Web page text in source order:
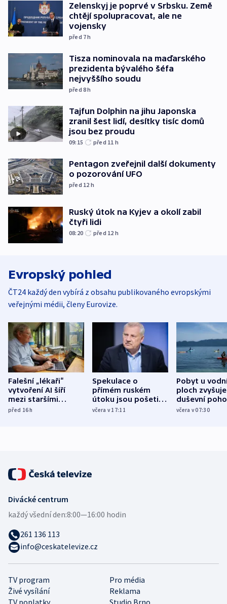
Zelenskyj je poprvé v Srbsku. Země
chtějí spolupracovat, ale ne
vojensky
před 7h
Tisza nominovala na maďarského
prezidenta bývalého šéfa
nejvyššího soudu
před 8h
Tajfun Dolphin na jihu Japonska
zranil šest lidí, desítky tisíc domů
jsou bez proudu
09:15 před 11 h
Pentagon zveřejnil další dokumenty
o pozorování UFO
před 12 h
Ruský útok na Kyjev a okolí zabil
čtyři lidi
08:20 před 12 h
Evropský pohled
ČT24 každý den vybírá z obsahu publikovaného evropskými
veřejnými médii, členy Eurovize.
Falešní „lékaři“
vytvoření AI šíří
mezi staršími
Poláky nebezpečné
před 16h
Spekulace o
přímém ruském
útoku jsou pošetilé,
míní estonský
včera v 17:11
Pobyt u
ploch zvyšuje
duševní
ukázala
včera v 07:30
TV program
Pro média
Živé vysílání
Reklama
TV poplatky
Studio Brno
Divácké centrum
každý všední den:8:00—16:00 hodin
261 136 113
info@ceskatelevize.cz